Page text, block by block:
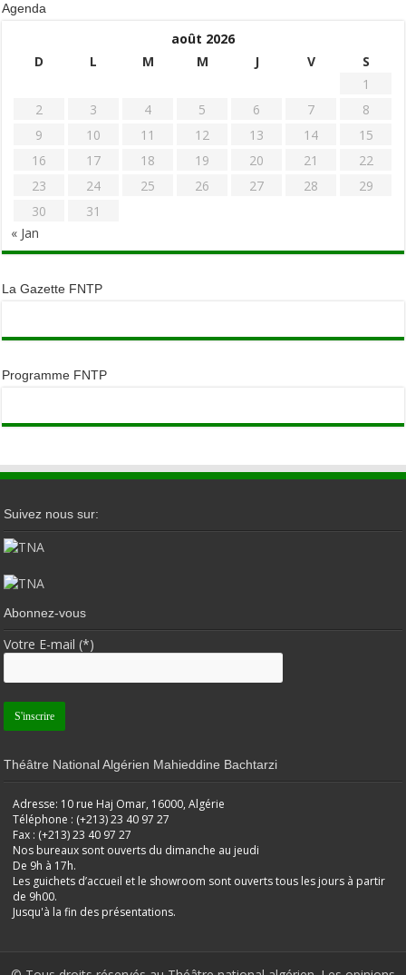
Agenda
août 2026
D
L M M J V
S
1
2
3 4 5 6 7
8
9
10 11 12 13 14
15
16
17 18 19 20 21
22
23
24 25 26 27 28
29
30
31
« Jan
La Gazette FNTP
Programme FNTP
Suivez nous sur:
Abonnez-vous
Votre E-mail (*)
Théâtre National Algérien Mahieddine Bachtarzi
Adresse: 10 rue Haj Omar, 16000, Algérie
Téléphone : (+213) 23 40 97 27
Fax : (+213) 23 40 97 27
Nos bureaux sont ouverts du dimanche au jeudi
De 9h à 17h.
Les guichets d’accueil et le showroom sont ouverts tous les jours à partir
de 9h00.
Jusqu'à la fin des présentations.